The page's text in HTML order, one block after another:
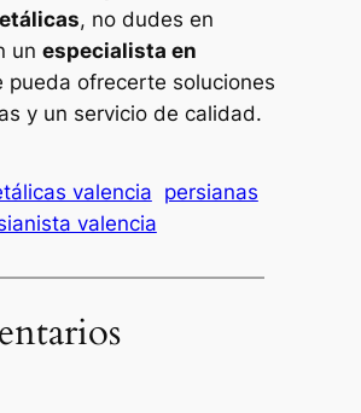
, no dudes en
un especialista en
pueda ofrecerte soluciones
y un servicio de calidad.
valencia persianas
valencia